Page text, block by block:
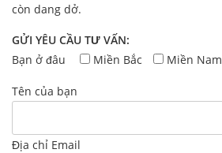
còn dang dở.
GỬI YÊU CẦU TƯ VẤN:
Bạn ở đâu
Miền Bắc Miền Nam
Tên của bạn
Địa chỉ Email